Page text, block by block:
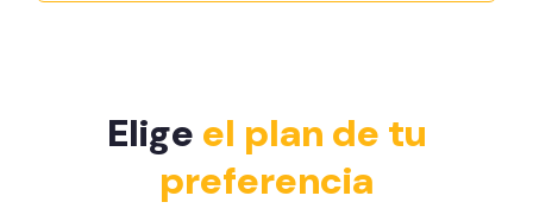
Elige el plan de tu
preferencia